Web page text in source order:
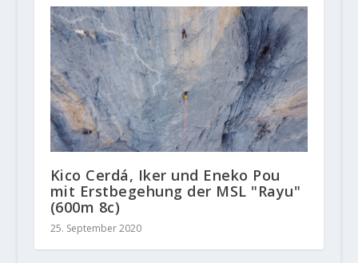
Kico Cerdá, Iker und Eneko Pou
mit Erstbegehung der MSL "Rayu"
(600m 8c)
25. September 2020